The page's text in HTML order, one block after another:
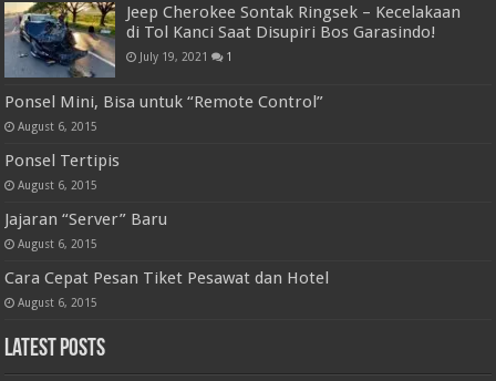
Jeep Cherokee Sontak Ringsek – Kecelakaan
di Tol Kanci Saat Disupiri Bos Garasindo!
July 19, 2021 1
Ponsel Mini, Bisa untuk “Remote Control”
August 6, 2015
Ponsel Tertipis
August 6, 2015
Jajaran “Server” Baru
August 6, 2015
Cara Cepat Pesan Tiket Pesawat dan Hotel
August 6, 2015
Latest Posts